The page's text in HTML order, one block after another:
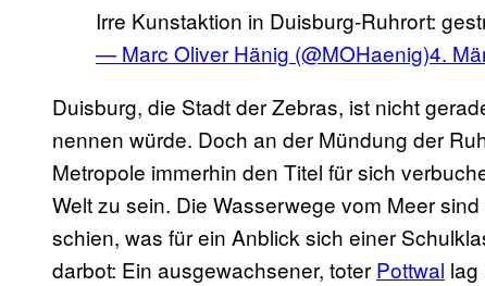
Irre Kunstaktion in Duisburg-Ruhrort:
— Marc Oliver Hänig (@MOHaenig)4.
Duisburg, die Stadt der Zebras, ist nicht
nennen würde. Doch an der Mündung der
Metropole immerhin den Titel für sich
Welt zu sein. Die Wasserwege vom Meer
schien, was für ein Anblick sich einer
darbot: Ein ausgewachsener, toter Pottwal lag